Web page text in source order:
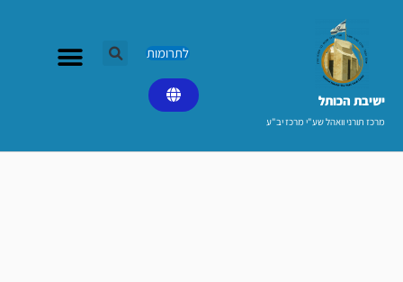
ישיבת הכותל​
מרכז תורני וואהל שע"י מרכז יב"ע
לתרומות